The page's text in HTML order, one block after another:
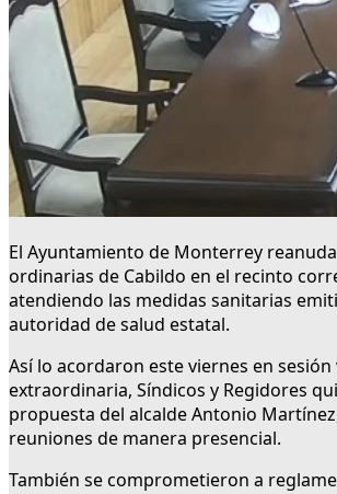
El Ayuntamiento de Monterrey
ordinarias de Cabildo en el recinto
atendiendo las medidas sanitarias
autoridad de salud estatal.
Así lo acordaron este viernes en
extraordinaria, Síndicos y Regidores
propuesta del alcalde Antonio
reuniones de manera presencial.
También se comprometieron a